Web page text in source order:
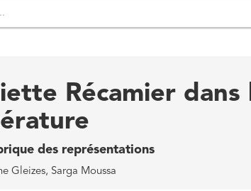
Récamier dans
des représentations
Gleizes, Sarga Moussa